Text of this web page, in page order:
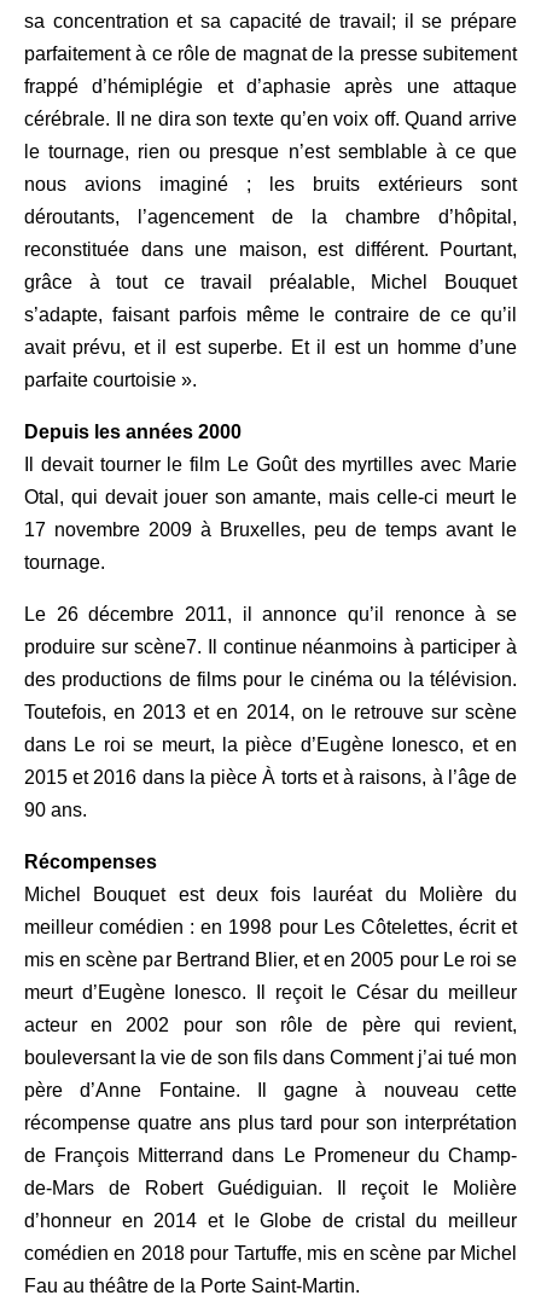
sa concentration et sa capacité de travail; il se prépare
parfaitement à ce rôle de magnat de la presse subitement
frappé d’hémiplégie et d’aphasie après une attaque
cérébrale. Il ne dira son texte qu’en voix off. Quand arrive
le tournage, rien ou presque n’est semblable à ce que
nous avions imaginé ; les bruits extérieurs sont
déroutants, l’agencement de la chambre d’hôpital,
reconstituée dans une maison, est différent. Pourtant,
grâce à tout ce travail préalable, Michel Bouquet
s’adapte, faisant parfois même le contraire de ce qu’il
avait prévu, et il est superbe. Et il est un homme d’une
parfaite courtoisie ».
Depuis les années 2000
Il devait tourner le film Le Goût des myrtilles avec Marie
Otal, qui devait jouer son amante, mais celle-ci meurt le
17 novembre 2009 à Bruxelles, peu de temps avant le
tournage.
Le 26 décembre 2011, il annonce qu’il renonce à se
produire sur scène7. Il continue néanmoins à participer à
des productions de films pour le cinéma ou la télévision.
Toutefois, en 2013 et en 2014, on le retrouve sur scène
dans Le roi se meurt, la pièce d’Eugène Ionesco, et en
2015 et 2016 dans la pièce À torts et à raisons, à l’âge de
90 ans.
Récompenses
Michel Bouquet est deux fois lauréat du Molière du
meilleur comédien : en 1998 pour Les Côtelettes, écrit et
mis en scène par Bertrand Blier, et en 2005 pour Le roi se
meurt d’Eugène Ionesco. Il reçoit le César du meilleur
acteur en 2002 pour son rôle de père qui revient,
bouleversant la vie de son fils dans Comment j’ai tué mon
père d’Anne Fontaine. Il gagne à nouveau cette
récompense quatre ans plus tard pour son interprétation
de François Mitterrand dans Le Promeneur du Champ-
de-Mars de Robert Guédiguian. Il reçoit le Molière
d’honneur en 2014 et le Globe de cristal du meilleur
comédien en 2018 pour Tartuffe, mis en scène par Michel
Fau au théâtre de la Porte Saint-Martin.